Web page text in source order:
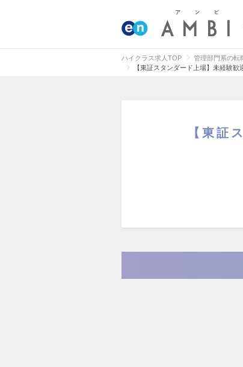
ハイクラス求人TOP 管理部門系の転
【東証スタンダード上場】未経験
【東証